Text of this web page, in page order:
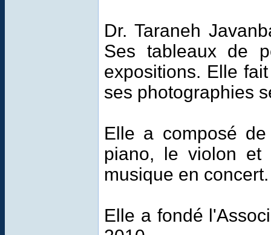
Dr. Taraneh
Ses tableaux de
expositions. Elle
ses photographies
Elle a composé
piano, le violon et
musique en concert.
Elle a fondé